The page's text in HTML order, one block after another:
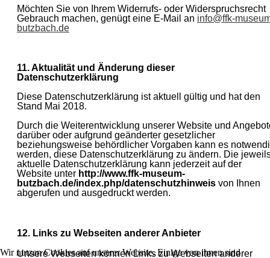
Möchten Sie von Ihrem Widerrufs- oder Widerspruchsrecht
Gebrauch machen, genügt eine E-Mail an info@ffk-
butzbach.de
11. Aktualität und Änderung dieser
Datenschutzerklärung
Diese Datenschutzerklärung ist aktuell gültig und hat den
Stand Mai 2018.
Durch die Weiterentwicklung unserer Website und
darüber oder aufgrund geänderter gesetzlicher
beziehungsweise behördlicher Vorgaben kann es
werden, diese Datenschutzerklärung zu ändern. Die
aktuelle Datenschutzerklärung kann jederzeit auf der
Website unter http://www.ffk-museum-
butzbach.de/index.php/datenschutzhinweis von Ihnen
abgerufen und ausgedruckt werden.
12. Links zu Webseiten anderer Anbieter
Unsere Webseiten können Links zu Webseiten anderer
Wir nutzen Cookies auf unserer Website. Einige von ihnen sind